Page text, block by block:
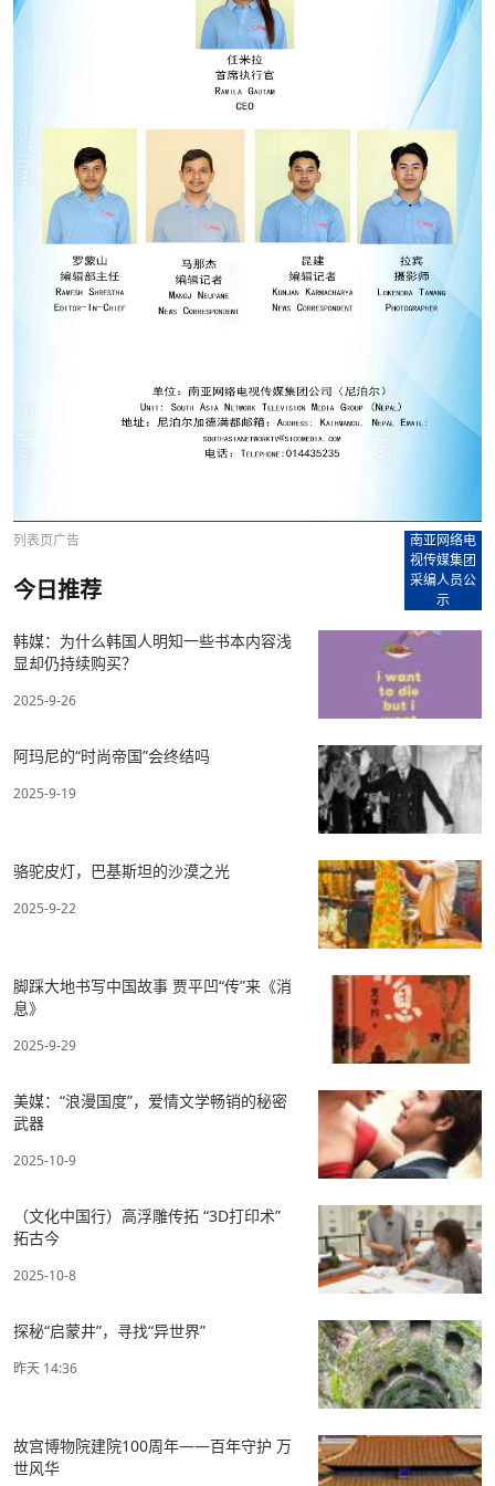
列表页广告
南亚网络电
视传媒集团
采编人员公
示
今日推荐
韩媒：为什么韩国人明知一些书本内容浅
显却仍持续购买？
2025-9-26
阿玛尼的“时尚帝国”会终结吗
2025-9-19
骆驼皮灯，巴基斯坦的沙漠之光
2025-9-22
脚踩大地书写中国故事 贾平凹“传”来《消
息》
2025-9-29
美媒：“浪漫国度”，爱情文学畅销的秘密
武器
2025-10-9
（文化中国行）高浮雕传拓 “3D打印术”
拓古今
2025-10-8
探秘“启蒙井”，寻找“异世界”
昨天 14:36
故宫博物院建院100周年——百年守护 万
世风华